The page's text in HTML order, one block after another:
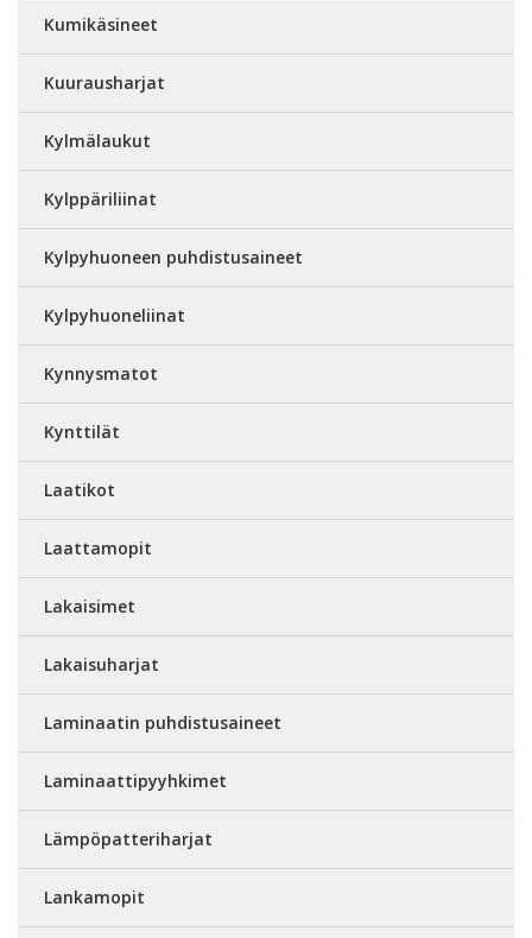
Kumikäsineet
Kuurausharjat
Kylmälaukut
Kylppäriliinat
Kylpyhuoneen puhdistusaineet
Kylpyhuoneliinat
Kynnysmatot
Kynttilät
Laatikot
Laattamopit
Lakaisimet
Lakaisuharjat
Laminaatin puhdistusaineet
Laminaattipyyhkimet
Lämpöpatteriharjat
Lankamopit